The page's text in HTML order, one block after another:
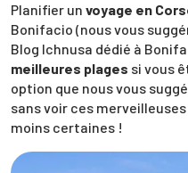
Planifier un voyage en
Bonifacio (nous vous
Blog Ichnusa dédié à
meilleures plages si vous
option que nous vous
sans voir ces
moins certaines !